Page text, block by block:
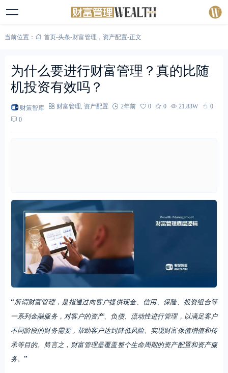
当前位置： 首页-头条-财富管理 ， 资产配置-正文
为什么要进行财富管理？真的比随
机投资有效吗？
财策智库 财富管理 资产配置 2年前 0 0 21.83W
0
0
“所谓财富管理，是指通过向客户提供现金、信用、保险、投资组合等
一系列金融服务，对客户的资产、负债、流动性进行管理，以满足客户
不同阶段的财务需要，帮助客户达到降低风险、实现财富保值增值和传
承等目的。简言之，财富管理是覆盖整个生命周期的资产配置和资产服
务。 ”